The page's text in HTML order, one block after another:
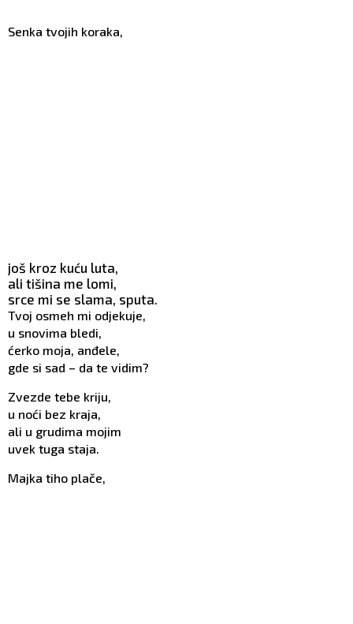
Senka tvojih koraka,
još kroz kuću luta,
ali tišina me lomi,
srce mi se slama, sputa.
Tvoj osmeh mi odjekuje,
u snovima bledi,
ćerko moja, anđele,
gde si sad – da te vidim?
Zvezde tebe kriju,
u noći bez kraja,
ali u grudima mojim
uvek tuga staja.
Majka tiho plače,